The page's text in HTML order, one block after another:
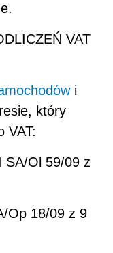
VAT
i
który
VAT:
SA/Ol 59/09 z
Op 18/09 z 9